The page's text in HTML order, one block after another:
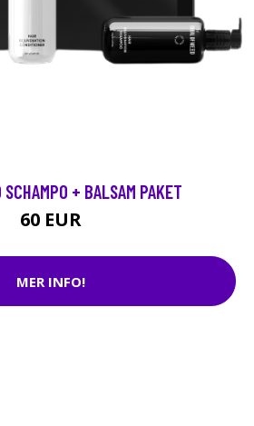
SCHAMPO + BALSAM PAKET
60 EUR
MER INFO!